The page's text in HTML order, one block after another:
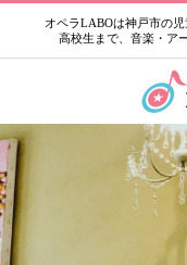
オペラLABOは神戸市の
高校生まで、音楽・ア